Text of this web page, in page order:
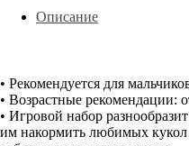
Описание
• Рекомендуется для
• Возрастные рекомендации:
• Игровой набор
им накормить любимых